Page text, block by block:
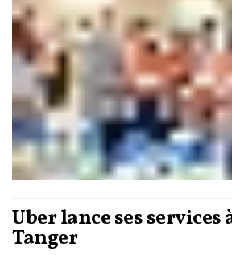
tout en réduisant la dépendance à
importés.
Uber lance ses services
Tanger